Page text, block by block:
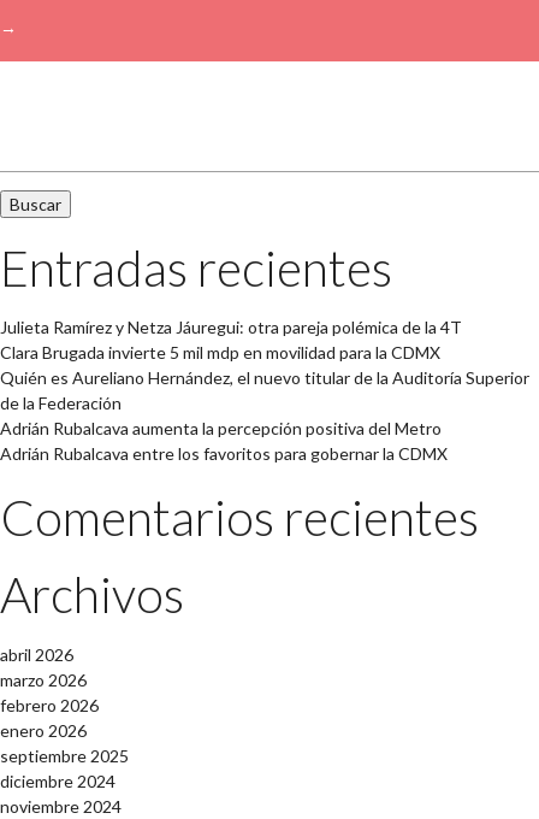
→
Entradas recientes
Julieta Ramírez y Netza Jáuregui: otra pareja polémica de la 4T
Clara Brugada invierte 5 mil mdp en movilidad para la CDMX
Quién es Aureliano Hernández, el nuevo titular de la Auditoría Superior
de la Federación
Adrián Rubalcava aumenta la percepción positiva del Metro
Adrián Rubalcava entre los favoritos para gobernar la CDMX
Comentarios recientes
Archivos
abril 2026
marzo 2026
febrero 2026
enero 2026
septiembre 2025
diciembre 2024
noviembre 2024